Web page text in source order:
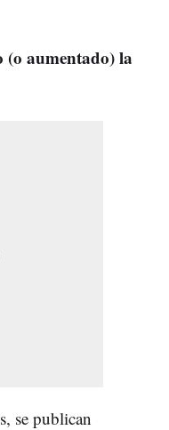
(o aumentado) la
se publican